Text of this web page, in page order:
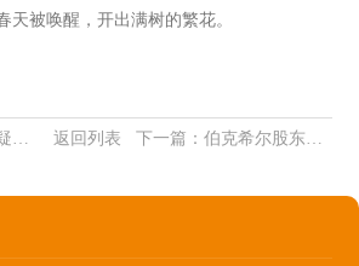
天被唤醒，开出满树的繁花。
？ 返回列表 下一篇：伯克希尔股东大会前瞻：芒格缺席，阿贝尔上位